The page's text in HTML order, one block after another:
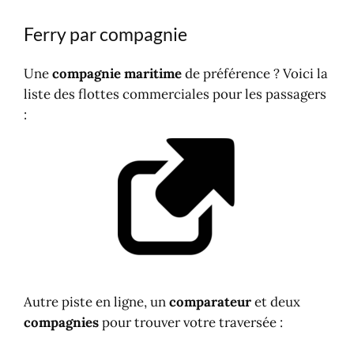
Ferry par compagnie
Unecompagnie maritimede préférence ? Voici la
liste des flottes commerciales pour les passagers
:
Autre piste en ligne, uncomparateuret deux
compagniespour trouver votre traversée :